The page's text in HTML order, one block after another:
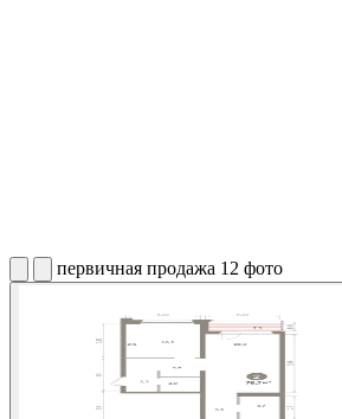
первичная продажа 12 фото